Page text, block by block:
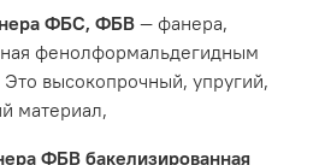
ФБС, ФБВ — фанера,
фенолформальдегидным
высокопрочный, упругий,
материал,
ФБВ бакелизированная